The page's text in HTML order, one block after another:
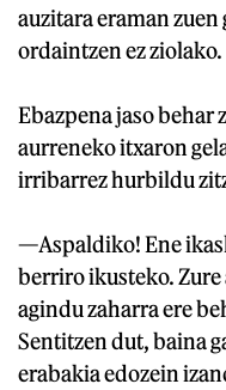
auzitara eraman
ordaintzen ez ziolako.
Ebazpena jaso behar
aurreneko itxaron
irribarrez hurbildu
—Aspaldiko! Ene
berriro ikusteko. Zure
agindu zaharra ere
Sentitzen dut, baina
erabakia edozein